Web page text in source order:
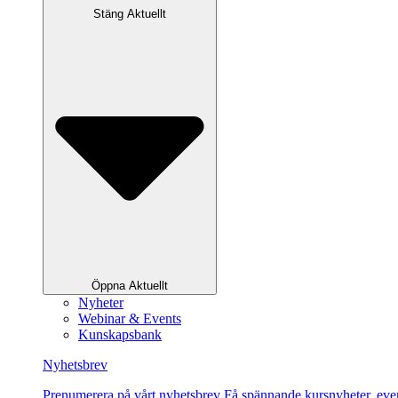
Stäng Aktuellt
Öppna Aktuellt
Nyheter
Webinar & Events
Kunskapsbank
Nyhetsbrev
Pre­nu­me­re­ra på vårt ny­hets­brev Få spännande kursnyheter,